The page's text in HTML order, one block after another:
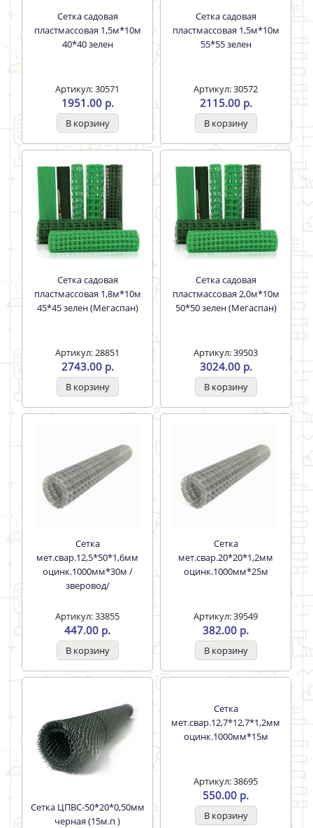
Сетка садовая
пластмассовая 1,5м*10м
40*40 зелен
Артикул: 30571
1951.00 р.
Сетка садовая
пластмассовая 1,5м*10м
55*55 зелен
Артикул: 30572
2115.00 р.
Сетка садовая
пластмассовая 1,8м*10м
45*45 зелен (Мегаспан)
Артикул: 28851
2743.00 р.
Сетка садовая
пластмассовая 2,0м*10м
50*50 зелен (Мегаспан)
Артикул: 39503
3024.00 р.
Сетка
мет.свар.12,5*50*1,6мм
оцинк.1000мм*30м /
зверовод/
Артикул: 33855
447.00 р.
Сетка
мет.свар.20*20*1,2мм
оцинк.1000мм*25м
Артикул: 39549
382.00 р.
Сетка ЦПВС-50*20*0,50мм
черная (15м.п )
Сетка
мет.свар.12,7*12,7*1,2мм